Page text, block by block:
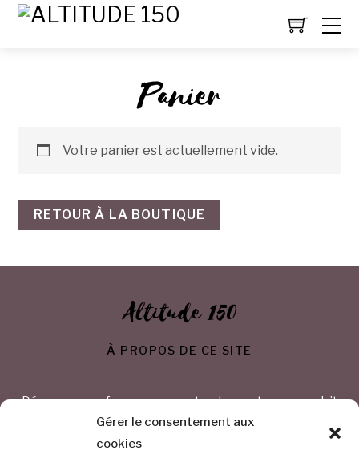
Gérer le consentement aux
cookies
Panier
Votre panier est actuellement vide.
RETOUR À LA BOUTIQUE
Altitude 150
À PROPOS DE CE SITE
Découvrez nos fromages, yaourts, glaces et savons au lait
de chèvre